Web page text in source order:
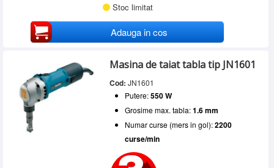
Stoc limitat
Adauga in cos
Masina de taiat tabla tip JN1601
Cod: JN1601
Putere:550 W
Grosime max. tabla:1.6 mm
Numar curse (mers in gol):2200
curse/min